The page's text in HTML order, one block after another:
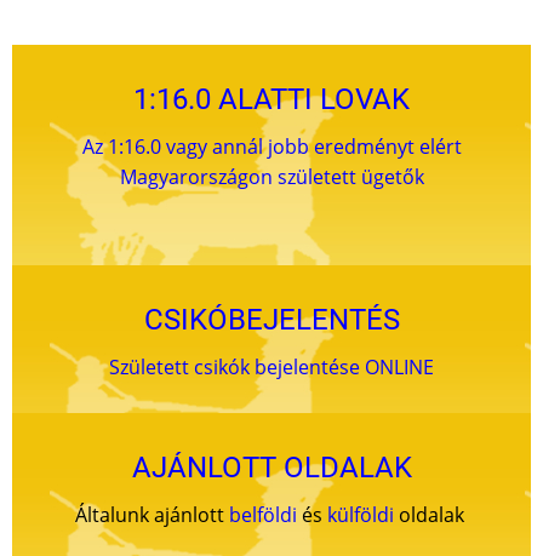
1:16.0 ALATTI LOVAK
Az 1:16.0 vagy annál jobb eredményt elért
Magyarországon született ügetők
CSIKÓBEJELENTÉS
Született csikók bejelentése ONLINE
AJÁNLOTT OLDALAK
Általunk ajánlott belföldi és külföldi oldalak